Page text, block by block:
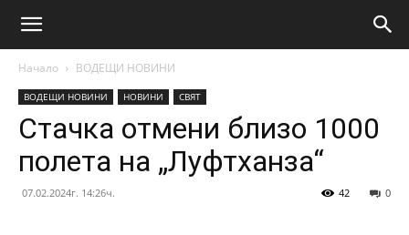
Начало ВОДЕЩИ НОВИНИ
ВОДЕЩИ НОВИНИ НОВИНИ СВЯТ
Стачка отмени близо 1000
полета на „Луфтханза“
07.02.2024г. 14:26ч. 0
42